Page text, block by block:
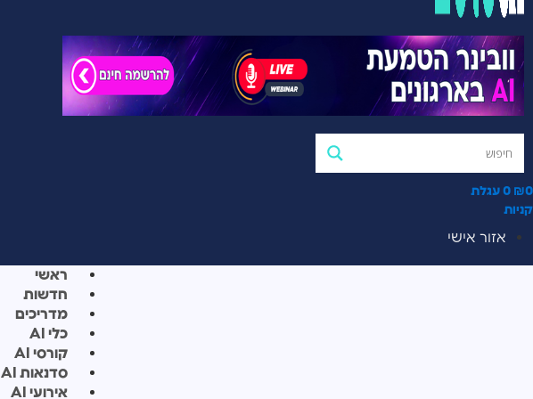
₪0
0 עגלת
קניות
אזור אישי
ראשי
חדשות
מדריכים
כלי AI
קורסי AI
סדנאות AI
אירועי AI